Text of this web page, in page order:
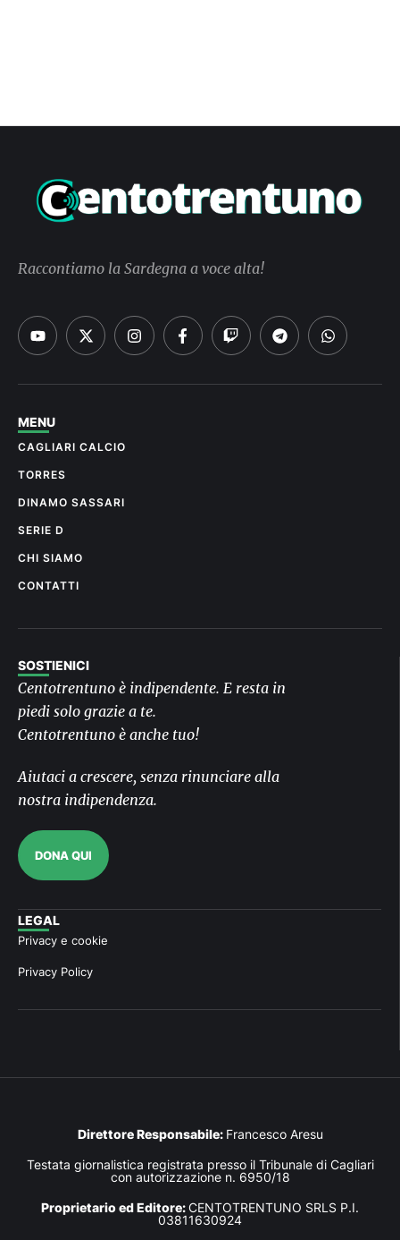
Raccontiamo la Sardegna a voce alta!
MENU
CAGLIARI CALCIO
TORRES
DINAMO SASSARI
SERIE D
CHI SIAMO
CONTATTI
SOSTIENICI
Centotrentuno è indipendente. E resta in
piedi solo grazie a te.
Centotrentuno è anche tuo!
Aiutaci a crescere, senza rinunciare alla
nostra indipendenza.
DONA QUI
LEGAL
Privacy e cookie
Privacy Policy
Direttore Responsabile: Francesco Aresu
Testata giornalistica registrata presso il Tribunale di Cagliari
con autorizzazione n. 6950/18
Proprietario ed Editore:CENTOTRENTUNO SRLS P.I.
03811630924